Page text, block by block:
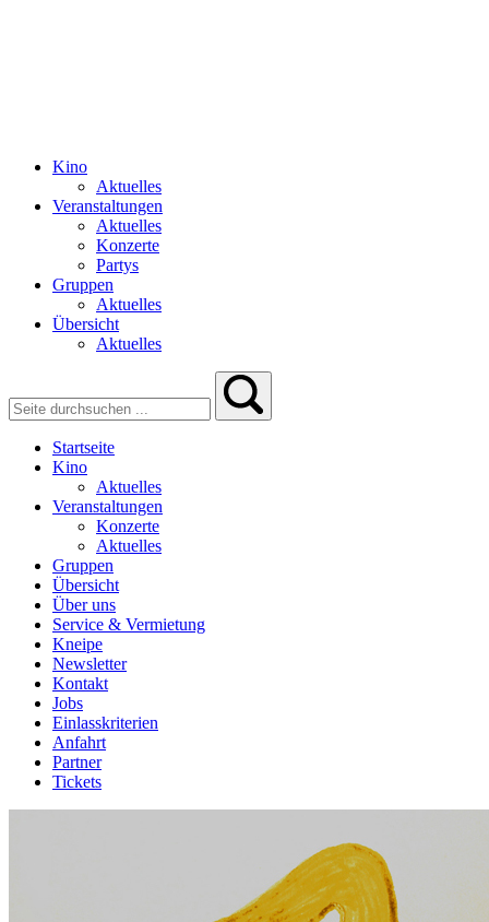
Kino
Aktuelles
Veranstaltungen
Aktuelles
Konzerte
Partys
Gruppen
Aktuelles
Übersicht
Aktuelles
Startseite
Kino
Aktuelles
Veranstaltungen
Konzerte
Aktuelles
Gruppen
Übersicht
Über uns
Service & Vermietung
Kneipe
Newsletter
Kontakt
Jobs
Einlasskriterien
Anfahrt
Partner
Tickets